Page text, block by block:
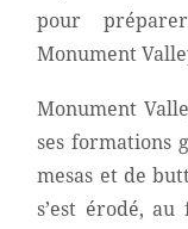
pour
Monument
Monument
ses formations
mesas et de
s’est érodé,